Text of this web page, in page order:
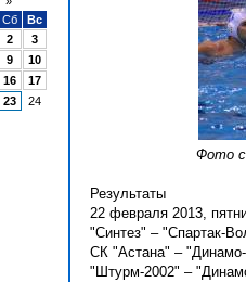
Сб
Вс
2
3
9
10
16
17
23
24
Фото с
Результаты
22 февраля 2013,
"Синтез" – "Спартак-
СК "Астана" –
"Штурм-2002" –